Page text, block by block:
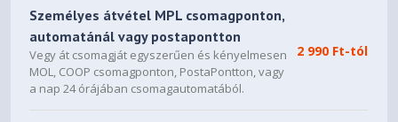
Személyes átvétel MPL csomagponton,
automatánál vagy postapontton
Vegy át csomagját egyszerűen és kényelmesen
MOL, COOP csomagponton, PostaPontton, vagy
a nap 24 órájában csomagautomatából.
2 990 Ft-tól